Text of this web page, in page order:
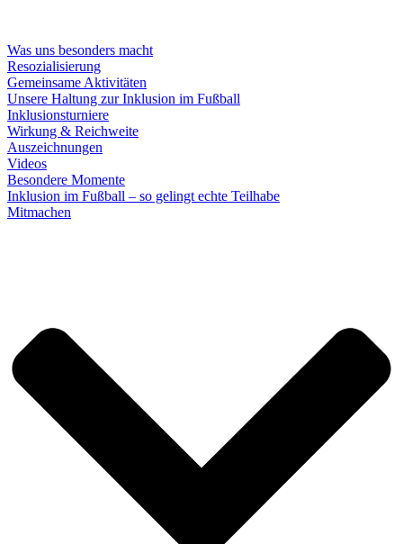
Was uns besonders macht
Resozialisierung
Gemeinsame Aktivitäten
Unsere Haltung zur Inklusion im Fußball
Inklusionsturniere
Wirkung & Reichweite
Auszeichnungen
Videos
Besondere Momente
Inklusion im Fußball – so gelingt echte Teilhabe
Mitmachen